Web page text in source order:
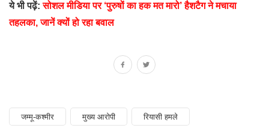
ये भी पढ़ें:सोशल मीडिया पर ‘पुरुषों का हक मत मारो’ हैशटैग ने मचाया
तहलका, जानें क्यों हो रहा बवाल
जम्मू-कश्मीर मुख्य आरोपी रियासी हमले